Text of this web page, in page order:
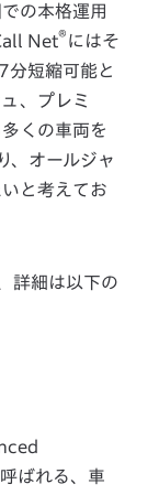
の本格運用
Net® にはそ
分短縮可能と
、プレミ
くの車両を
、オールジャ
と考えてお
詳細は以下の
ばれる、車